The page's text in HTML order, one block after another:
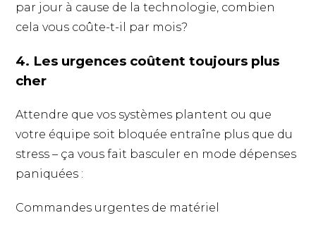
par jour à cause de la technologie, combien
cela vous coûte-t-il par mois?
4. Les urgences coûtent toujours plus
cher
Attendre que vos systèmes plantent ou que
votre équipe soit bloquée entraîne plus que du
stress – ça vous fait basculer en mode dépenses
paniquées :
Commandes urgentes de matériel